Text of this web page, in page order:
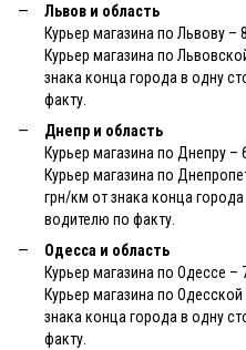
Львов и область
Курьер магазина по Львову –
Курьер магазина по
знака конца города в одну
факту.
Днепр и область
Курьер магазина по Днепру –
Курьер магазина по
грн/км от знака конца
водителю по факту.
Одесса и область
Курьер магазина по Одессе –
Курьер магазина по
знака конца города в одну
факту.